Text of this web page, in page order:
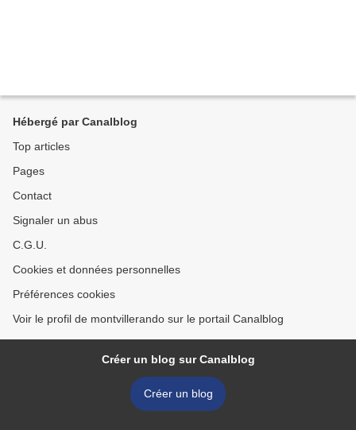
Hébergé par Canalblog
Top articles
Pages
Contact
Signaler un abus
C.G.U.
Cookies et données personnelles
Préférences cookies
Voir le profil de montvillerando sur le portail Canalblog
Créer un blog sur Canalblog
Créer un blog